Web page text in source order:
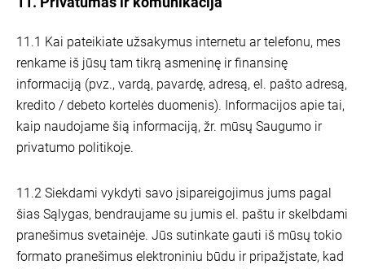
11.1 Kai pateikiate užsakymus internetu ar telefonu, mes
renkame iš jūsų tam tikrą asmeninę ir finansinę
informaciją (pvz., vardą, pavardę, adresą, el. pašto adresą,
kredito / debeto kortelės duomenis). Informacijos apie tai,
kaip naudojame šią informaciją, žr. mūsų Saugumo ir
privatumo politikoje.
11.2 Siekdami vykdyti savo įsipareigojimus jums pagal
šias Sąlygas, bendraujame su jumis el. paštu ir skelbdami
pranešimus svetainėje. Jūs sutinkate gauti iš mūsų tokio
formato pranešimus elektroniniu būdu ir pripažįstate, kad